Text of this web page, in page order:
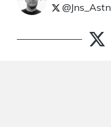
@Jns_Astn